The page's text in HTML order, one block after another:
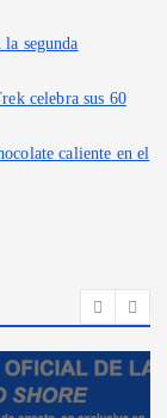
segunda
celebra sus 60
caliente en el